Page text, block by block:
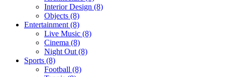
Interior Design (8)
Objects (8)
Entertainment (8)
Live Music (8)
Cinema (8)
Night Out (8)
Sports (8)
Football (8)